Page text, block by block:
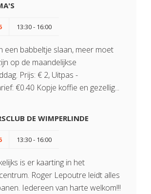
13:30 - 16:00
een babbeltje slaan, meer moet
op de maandelijkse
Prijs: € 2, Uitpas -
€0.40 Kopje koffie en gezellig...
DE WIMPERLINDE
13:30 - 16:00
is er kaarting in het
Roger Lepoutre leidt alles
Iedereen van harte welkom!!!